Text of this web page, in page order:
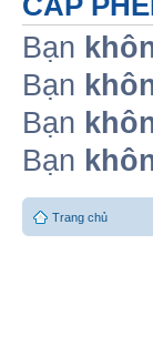
Bạn
Bạn
Bạn
Bạn
Trang chủ